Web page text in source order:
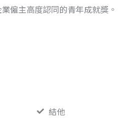
僱主高度認同的青年成就獎。
結他